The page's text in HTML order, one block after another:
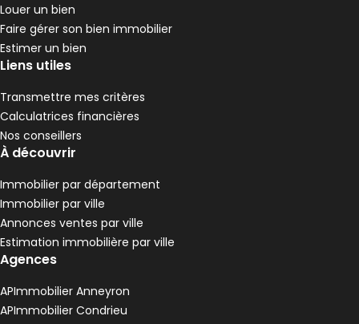
Louer un bien
Faire gérer son bien immobilier
Estimer un bien
Liens utiles
Transmettre mes critères
Calculatrices financières
Nos conseillers
À découvrir
Immobilier par département
Immobilier par ville
Annonces ventes par ville
Estimation immobilière par ville
Agences
APImmobilier Anneyron
APImmobilier Condrieu